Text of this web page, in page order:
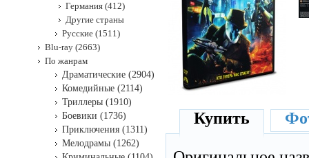
Купить
Германия (412)
Другие страны
Русские (1511)
Blu-ray (2663)
По жанрам
Драматические (2904)
Комедийные (2114)
Триллеры (1910)
Боевики (1736)
Приключения (1311)
Мелодрамы (1262)